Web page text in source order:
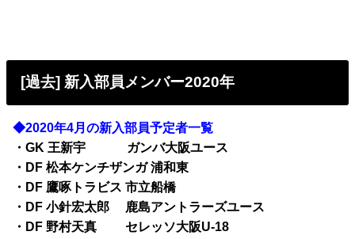
[過去] 新入部員メンバー2020年
◆2020年4月の新入部員予定者一覧
・GK 王新宇
ガンバ大阪ユース
・DF 松本ケンチザンガ 浦和東
・DF 鷹啄トラビス 市立船橋
・DF 小針宏太郎
鹿島アントラーズユース
・DF 野村天真
セレッソ大阪U-18